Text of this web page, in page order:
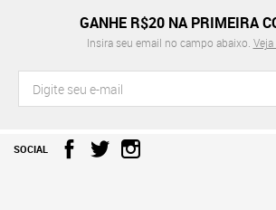
GANHE R$20 NA PRIMEIRA
Insira seu email no campo abaixo.
SOCIAL